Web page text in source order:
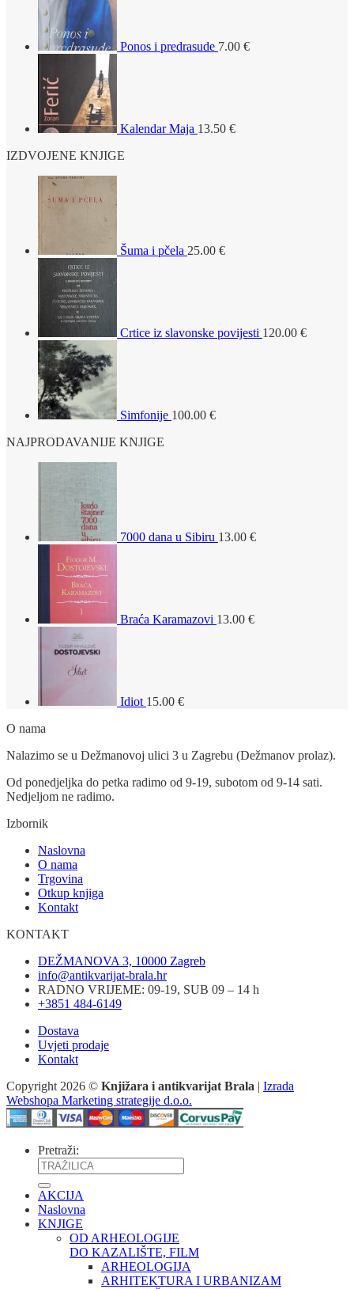
Ponos i predrasude 7.00 €
Kalendar Maja 13.50 €
IZDVOJENE KNJIGE
Šuma i pčela 25.00 €
Crtice iz slavonske povijesti 120.00 €
Simfonije 100.00 €
NAJPRODAVANIJE KNJIGE
7000 dana u Sibiru 13.00 €
Braća Karamazovi 13.00 €
Idiot 15.00 €
O nama
Nalazimo se u Dežmanovoj ulici 3 u Zagrebu (Dežmanov prolaz).
Od ponedjeljka do petka radimo od 9-19, subotom od 9-14 sati.
Nedjeljom ne radimo.
Izbornik
Naslovna
O nama
Trgovina
Otkup knjiga
Kontakt
KONTAKT
DEŽMANOVA 3, 10000 Zagreb
info@antikvarijat-brala.hr
RADNO VRIJEME: 09-19, SUB 09 – 14 h
+3851 484-6149
Dostava
Uvjeti prodaje
Kontakt
Copyright 2026 © Knjižara i antikvarijat Brala | Izrada
Webshopa Marketing strategije d.o.o.
Pretraži:
AKCIJA
Naslovna
KNJIGE
OD ARHEOLOGIJE
DO KAZALIŠTE, FILM
ARHEOLOGIJA
ARHITEKTURA I URBANIZAM